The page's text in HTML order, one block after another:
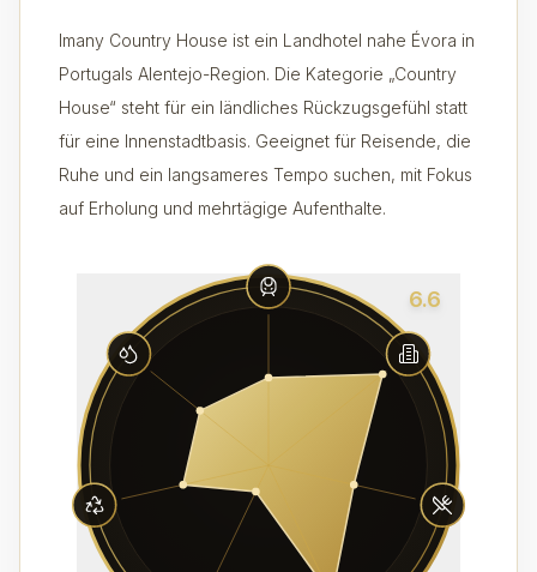
Imany Country House ist ein Landhotel nahe Évora in
Portugals Alentejo-Region. Die Kategorie „Country
House“ steht für ein ländliches Rückzugsgefühl statt
für eine Innenstadtbasis. Geeignet für Reisende, die
Ruhe und ein langsameres Tempo suchen, mit Fokus
auf Erholung und mehrtägige Aufenthalte.
6.6